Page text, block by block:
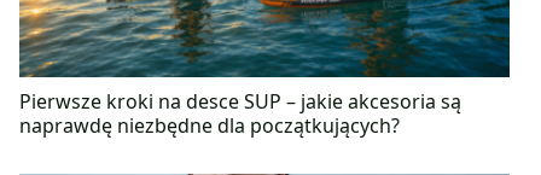
Pierwsze kroki na desce SUP – jakie akcesoria są
naprawdę niezbędne dla początkujących?